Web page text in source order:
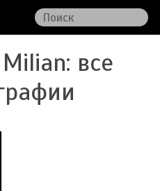
: все